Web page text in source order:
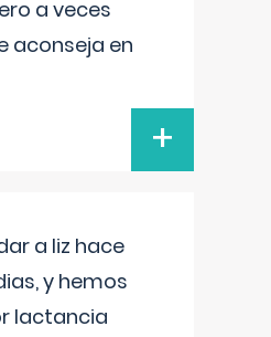
a veces
aconseja en
+
a liz hace
y hemos
lactancia